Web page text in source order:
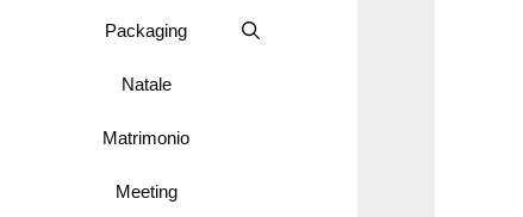
Packaging
Natale
Matrimonio
Meeting